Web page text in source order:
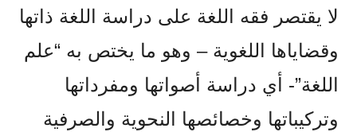
لا يقتصر فقه اللغة على دراسة اللغة ذاتها
وقضاياها اللغوية – وهو ما يختص به “علم
اللغة”- أي دراسة أصواتها ومفرداتها
وتركيباتها وخصائصها النحوية والصرفية